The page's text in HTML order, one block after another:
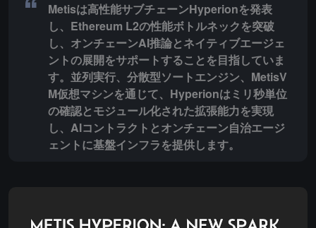
Metisは高性能サブチェーンHyperionを発表
し、Ethereum L2の性能ボトルネックを突破
し、オンチェーンAI推論とネイティブエージェ
ントの展開をサポートすることを目指していま
す。並列実行、分散型ソートエンジン、MetisV
M仮想マシンを通じて、Hyperionはミリ秒単位
の確認とモジュール化された拡張能力を実現
し、AIコントラクトとオンチェーン自治エージ
ェントに基盤インフラを提供します。